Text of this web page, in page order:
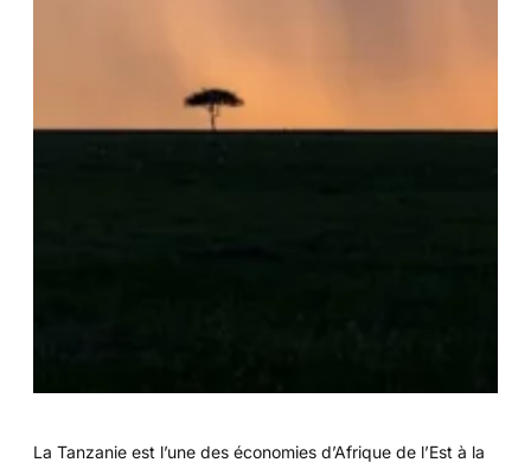
La Tanzanie est l’une des économies d’Afrique de l’Est à la